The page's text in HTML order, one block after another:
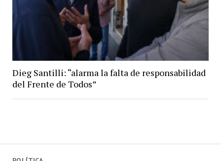
Dieg Santilli: “alarma la falta de responsabilidad
del Frente de Todos”